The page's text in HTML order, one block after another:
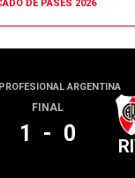
DE PASES 2026
ARGENTINA
FINAL
1 - 0